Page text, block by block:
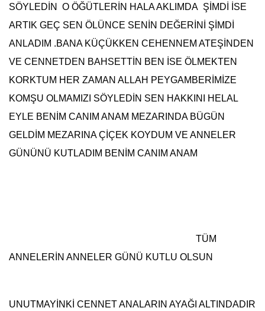
SÖYLEDİN O ÖĞÜTLERİN HALA AKLIMDA ŞİMDİ İSE
ARTIK GEÇ SEN ÖLÜNCE SENİN DEĞERİNİ ŞİMDİ
ANLADIM .BANA KÜÇÜKKEN CEHENNEM ATEŞİNDEN
VE CENNETDEN BAHSETTİN BEN İSE ÖLMEKTEN
KORKTUM HER ZAMAN ALLAH PEYGAMBERİMİZE
KOMŞU OLMAMIZI SÖYLEDİN SEN HAKKINI HELAL
EYLE BENİM CANIM ANAM MEZARINDA BÜGÜN
GELDİM MEZARINA ÇİÇEK KOYDUM VE ANNELER
GÜNÜNÜ KUTLADIM BENİM CANIM ANAM
TÜM
ANNELERİN ANNELER GÜNÜ KUTLU OLSUN
UNUTMAYİNKİ CENNET ANALARIN AYAĞI ALTINDADIR